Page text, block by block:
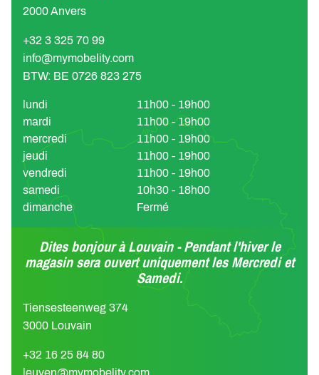
2000 Anvers
+32 3 325 70 99
info@mymobelity.com
BTW: BE 0726 823 275
lundi
11h00 - 19h00
mardi
11h00 - 19h00
mercredi
11h00 - 19h00
jeudi
11h00 - 19h00
vendredi
11h00 - 19h00
samedi
10h30 - 18h00
dimanche
Fermé
Dites bonjour à Louvain - Pendant l'hiver le
magasin sera ouvert uniquement les Mercredi et
Samedi.
Tiensesteenweg 374
3000 Louvain
+32 16 25 84 80
leuven@mymobelity.com